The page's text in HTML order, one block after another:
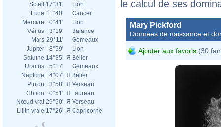
Soleil 17°31'
Lion
Lune 11°40'
Cancer
Mercure
0°41'
Lion
Vénus
3°19'
Balance
Mars 29°11'
Gémeaux
Jupiter
8°59'
Lion
Saturne 14°35' Я Bélier
Uranus
5°17'
Gémeaux
Neptune
4°07' Я Bélier
Pluton
3°58' Я Verseau
Chiron
0°51' Я Taureau
Nœud vrai 29°50' Я Verseau
Lilith vraie 17°26' Я Capricorne
le calcul de ses
Mary Pickford
Données de naissance et
Ajouter aux favoris (30